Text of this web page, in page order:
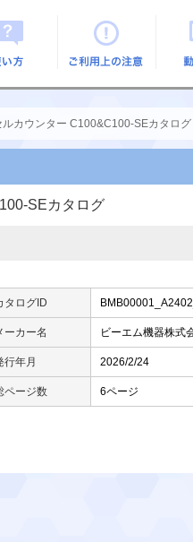
カウンター C100&C100-SEカタログ
SEカタログ
タログID
ーカー名 ビーエム機器株式
行年月 2026/2/24
ページ数 6ページ